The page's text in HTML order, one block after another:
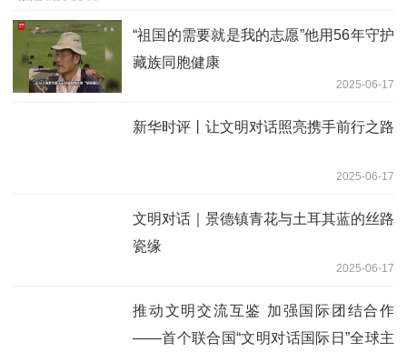
“祖国的需要就是我的志愿”他用56年守护
藏族同胞健康
2025-06-17
新华时评丨让文明对话照亮携手前行之路
2025-06-17
文明对话｜景德镇青花与土耳其蓝的丝路
瓷缘
2025-06-17
推动文明交流互鉴 加强国际团结合作
——首个联合国“文明对话国际日”全球主